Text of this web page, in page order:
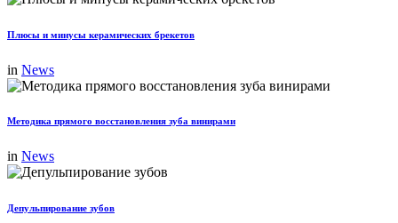
Плюсы и минусы керамических брекетов
in News
Методика прямого восстановления зуба винирами
in News
Депульпирование зубов